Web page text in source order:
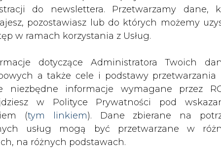
pozostawiasz lub do których możemy
w ramach korzystania z Usług.
a także cele i podstawy przetwarzania
niezbędne informacje wymagane przez
w Polityce Prywatności pod
(tym linkiem). Dane zbierane na
usług mogą być przetwarzane w
na różnych podstawach.
biuro na Tajwanie
Grupy Kapitałowej Transition
rynkach przemysłowych, energii i
na Tajwanie.
PSC utworzyła spółkę zależną TT PSC